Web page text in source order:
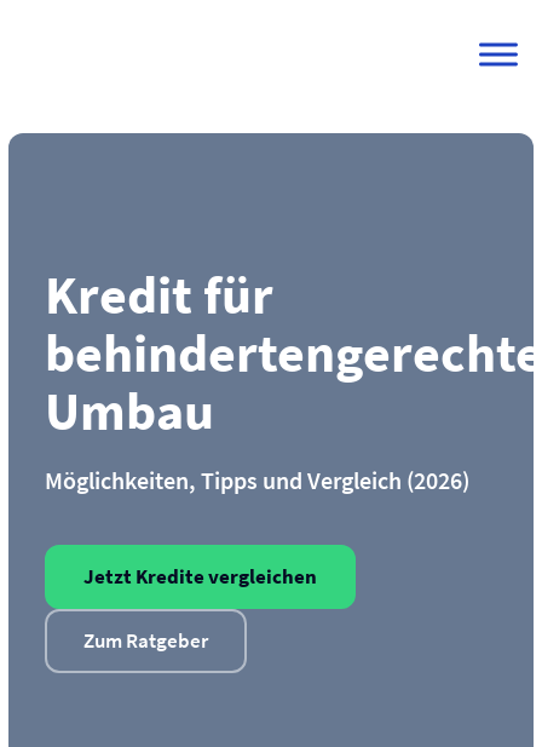
Kredit für
Umbau
Möglichkeiten, Tipps und Vergleich (2026)
Jetzt Kredite vergleichen
Zum Ratgeber